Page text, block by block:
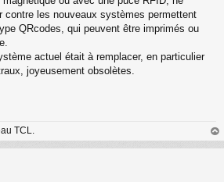
contre les nouveaux systèmes permettent
QRcodes, qui peuvent être imprimés ou
actuel était à remplacer, en particulier
joyeusement obsolètes.
TCL.
au